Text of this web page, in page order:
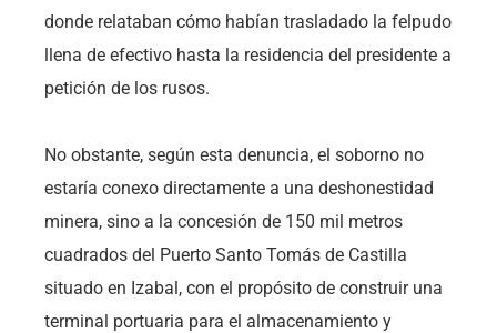
donde relataban cómo habían trasladado la felpudo
llena de efectivo hasta la residencia del presidente a
petición de los rusos.
No obstante, según esta denuncia, el soborno no
estaría conexo directamente a una deshonestidad
minera, sino a la concesión de 150 mil metros
cuadrados del Puerto Santo Tomás de Castilla
situado en Izabal, con el propósito de construir una
terminal portuaria para el almacenamiento y